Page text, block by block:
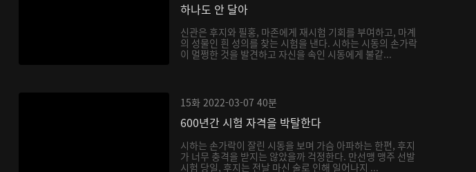
하나도 안 달아
신관은 후지와 필홍, 마존에게 재시험 기회를 부여하고, 마계
의 성물인 흰 성의를 찾는 시험을 낸다. 시하는 시동의 손가락
이 멀쩡한 것을 발견하고 자신을 속인 시동에게 불같...
15화 2022-03-07 40분
600년간 시험 자격을 박탈한다
시하는 손가락이 잘린 시동을 보며 가슴 아파하는 한편, 후지
가 너무 충격을 받지는 않았을까 걱정한다. 만선맹 맹주 선발
시험 당일, 후지는 전날 마신 술로 인해 일어나지 ...